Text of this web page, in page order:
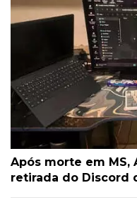
Após morte em MS,
retirada do Discord